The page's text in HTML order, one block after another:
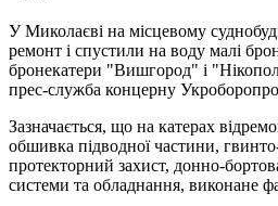
У Миколаєві на місцевому
ремонт і спустили на воду малі
бронекатери "Вишгород" і
прес-служба концерну
Зазначається, що на катерах
обшивка підводної частини,
протекторний захист, донно-
системи та обладнання, виконане